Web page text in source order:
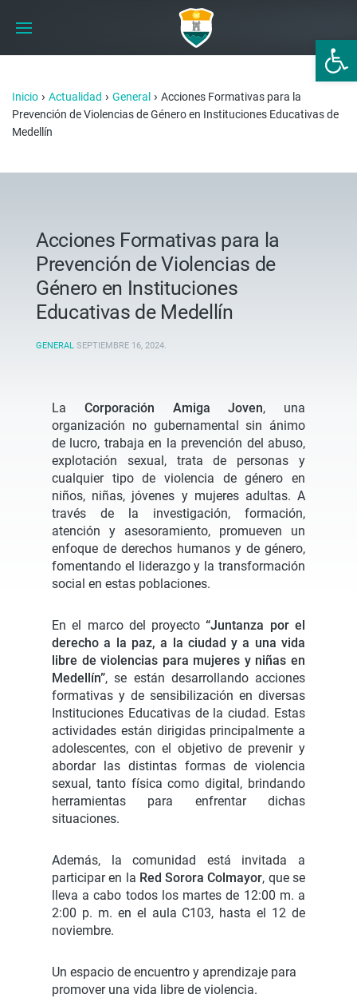
Abrir
Inicio › Actualidad › General › Acciones Formativas para la
Prevención de Violencias de Género en Instituciones Educativas de
Medellín
Acciones Formativas para la
Prevención de Violencias de
Género en Instituciones
Educativas de Medellín
GENERAL SEPTIEMBRE 16, 2024.
La Corporación Amiga Joven, una
organización no gubernamental sin ánimo
de lucro, trabaja en la prevención del abuso,
explotación sexual, trata de personas y
cualquier tipo de violencia de género en
niños, niñas, jóvenes y mujeres adultas. A
través de la investigación, formación,
atención y asesoramiento, promueven un
enfoque de derechos humanos y de género,
fomentando el liderazgo y la transformación
social en estas poblaciones.
En el marco del proyecto“Juntanza por el
derecho a la paz, a la ciudad y a una vida
libre de violencias para mujeres y niñas en
Medellín”, se están desarrollando acciones
formativas y de sensibilización en diversas
Instituciones Educativas de la ciudad. Estas
actividades están dirigidas principalmente a
adolescentes, con el objetivo de prevenir y
abordar las distintas formas de violencia
sexual, tanto física como digital, brindando
herramientas para enfrentar dichas
situaciones.
Además, la comunidad está invitada a
participar en la Red Sorora Colmayor, que se
lleva a cabo todos los martes de 12:00 m. a
2:00 p. m. en el aula C103, hasta el 12 de
noviembre.
Un espacio de encuentro y aprendizaje para
promover una vida libre de violencia.